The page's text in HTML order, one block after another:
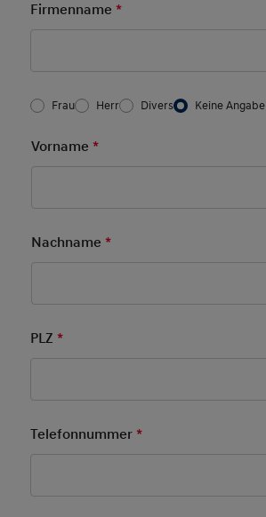
Firmenname*
Frau/Herr *
Frau Herr Divers Keine Angabe
Vorname *Pflichtfeld
Nachname *Pflichtfeld
PLZ*
Telefonnummer*